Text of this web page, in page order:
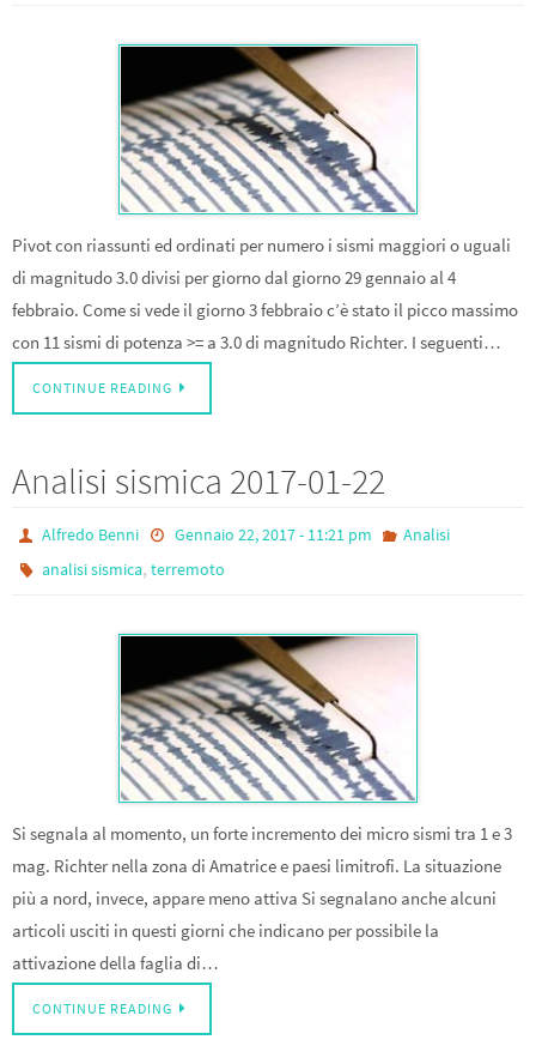
Pivot con riassunti ed ordinati per numero i sismi maggiori o uguali
di magnitudo 3.0 divisi per giorno dal giorno 29 gennaio al 4
febbraio. Come si vede il giorno 3 febbraio c’è stato il picco massimo
con 11 sismi di potenza >= a 3.0 di magnitudo Richter. I seguenti…
CONTINUE READING
Analisi sismica 2017-01-22
Alfredo Benni Gennaio 22, 2017 - 11:21 pm
Analisi
analisi sismica,terremoto
Si segnala al momento, un forte incremento dei micro sismi tra 1 e 3
mag. Richter nella zona di Amatrice e paesi limitrofi. La situazione
più a nord, invece, appare meno attiva Si segnalano anche alcuni
articoli usciti in questi giorni che indicano per possibile la
attivazione della faglia di…
CONTINUE READING